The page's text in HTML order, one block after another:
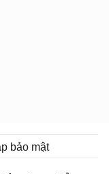
bảo mật